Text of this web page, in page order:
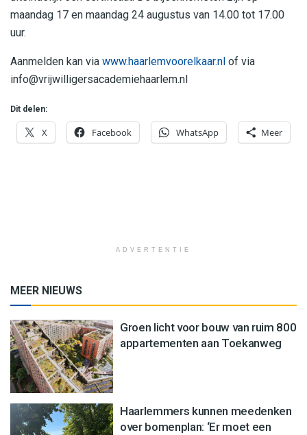
maandag 17 en maandag 24 augustus van 14.00 tot 17.00
uur.
Aanmelden kan via www.haarlemvoorelkaar.nl of via
info@vrijwilligersacademiehaarlem.nl
Dit delen:
X Facebook WhatsApp Meer
ADVERTENTIE
MEER NIEUWS
Groen licht voor bouw van ruim 800
appartementen aan Toekanweg
Haarlemmers kunnen meedenken
over bomenplan: ‘Er moet een